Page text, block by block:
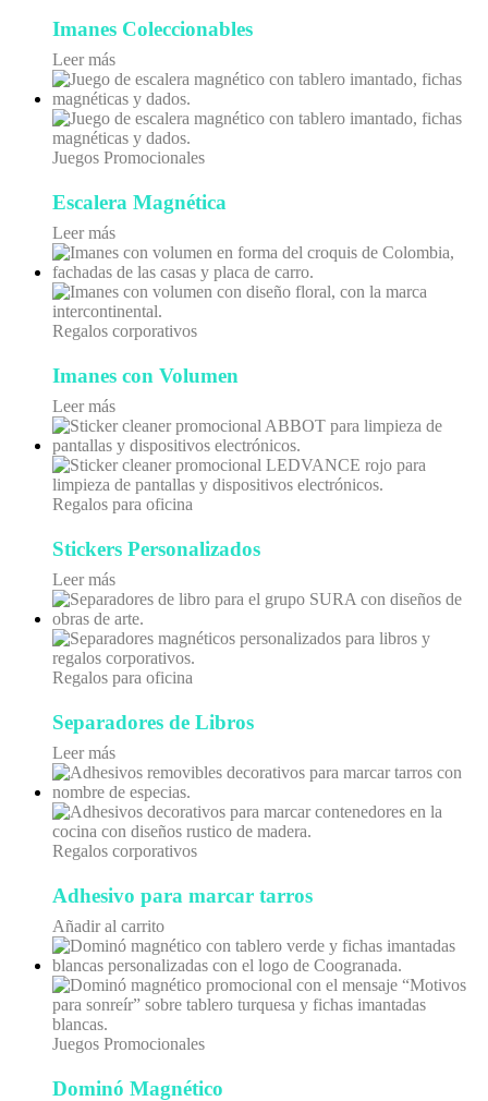
Imanes Coleccionables
Leer más
Juegos Promocionales
Escalera Magnética
Leer más
Regalos corporativos
Imanes con Volumen
Leer más
Regalos para oficina
Stickers Personalizados
Leer más
Regalos para oficina
Separadores de Libros
Leer más
Regalos corporativos
Adhesivo para marcar tarros
Añadir al carrito
Juegos Promocionales
Dominó Magnético